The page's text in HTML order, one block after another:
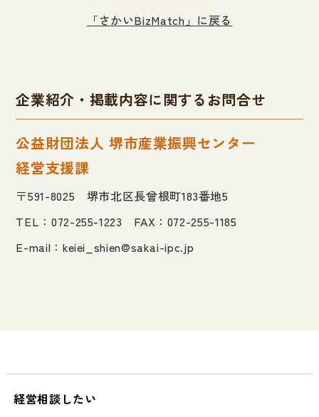
「さかいBizMatch」に戻る
企業紹介・掲載内容に関するお問合せ
公益財団法人 堺市産業振興センター
経営支援課
〒591-8025 堺市北区長曾根町183番地5
TEL：072-255-1223 FAX：072-255-1185
E-mail： keiei_shien@sakai-ipc.jp
経営相談したい